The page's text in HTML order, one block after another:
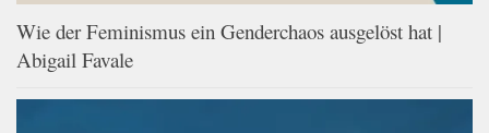
Wie der Feminismus ein Genderchaos ausgelöst hat |
Abigail Favale